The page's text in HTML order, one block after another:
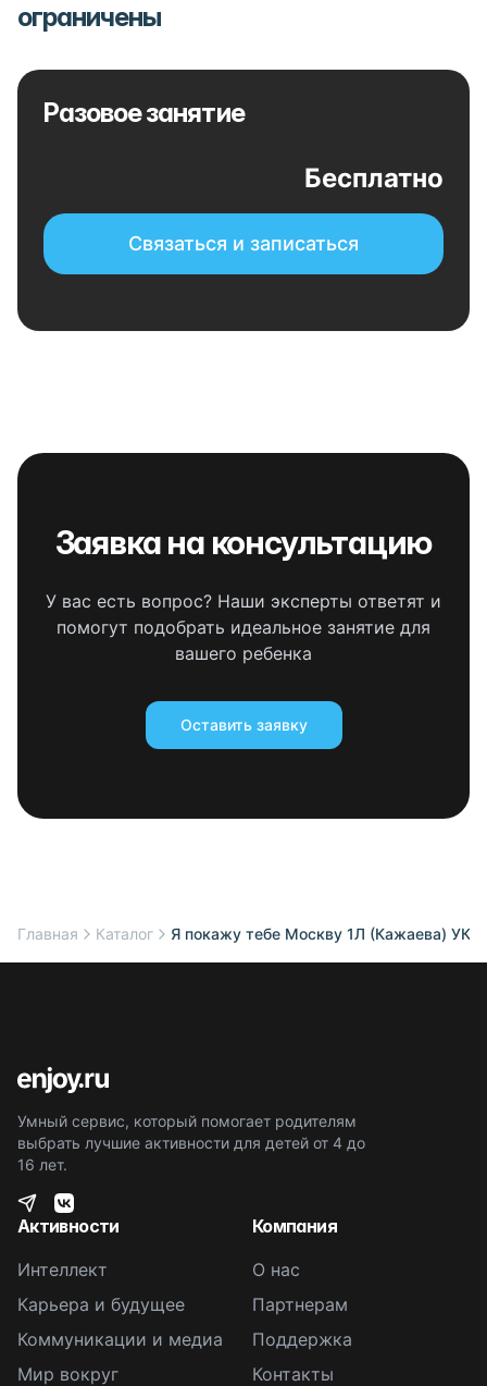
ограничены
Разовое занятие
Бесплатно
Связаться и записаться
Заявка на консультацию
У вас есть вопрос? Наши эксперты ответят и
помогут подобрать идеальное занятие для
вашего ребенка
Оставить заявку
Главная Каталог Я покажу тебе Москву 1Л (Кажаева) УК2
Умный сервис, который помогает родителям
выбрать лучшие активности для детей от 4 до
16 лет.
Активности
Интеллект
Карьера и будущее
Коммуникации и медиа
Мир вокруг
Компания
О нас
Партнерам
Поддержка
Контакты